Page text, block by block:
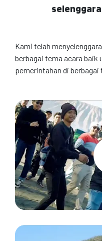
Kami telah
berbagai tema acara
pemerintahan di